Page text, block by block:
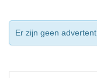
Er zijn geen